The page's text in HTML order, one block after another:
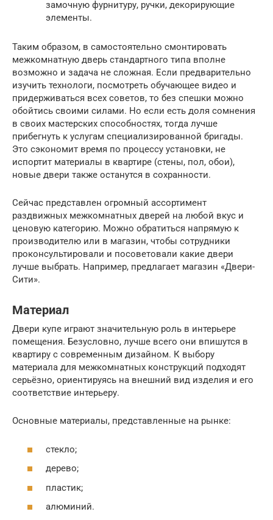
замочную фурнитуру, ручки, декорирующие
элементы.
Таким образом, в самостоятельно смонтировать
межкомнатную дверь стандартного типа вполне
возможно и задача не сложная. Если предварительно
изучить технологи, посмотреть обучающее видео и
придерживаться всех советов, то без спешки можно
обойтись своими силами. Но если есть доля сомнения
в своих мастерских способностях, тогда лучше
прибегнуть к услугам специализированной бригады.
Это сэкономит время по процессу установки, не
испортит материалы в квартире (стены, пол, обои),
новые двери также останутся в сохранности.
Сейчас представлен огромный ассортимент
раздвижных межкомнатных дверей на любой вкус и
ценовую категорию. Можно обратиться напрямую к
производителю или в магазин, чтобы сотрудники
проконсультировали и посоветовали какие двери
лучше выбрать. Например, предлагает магазин «Двери-
Сити».
Материал
Двери купе играют значительную роль в интерьере
помещения. Безусловно, лучше всего они впишутся в
квартиру с современным дизайном. К выбору
материала для межкомнатных конструкций подходят
серьёзно, ориентируясь на внешний вид изделия и его
соответствие интерьеру.
Основные материалы, представленные на рынке:
стекло;
дерево;
пластик;
алюминий.